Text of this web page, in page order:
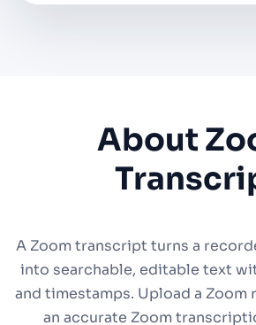
About
A Zoom transcript turns a
into searchable, editable text
and timestamps. Upload a Zoom
an accurate Zoom